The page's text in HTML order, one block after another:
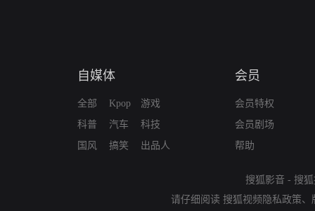
自媒体
全部
科普
国风
Kpop
汽车
搞笑
游戏
科技
出品人
会员
会员特权
会员剧场
帮助
搜狐影音 - 搜
请仔细阅读 搜狐视频隐私政策、